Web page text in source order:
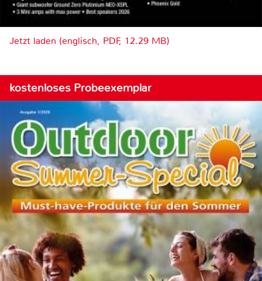
Jetzt laden (englisch, PDF, 12.29 MB)
kostenloses Probeexemplar